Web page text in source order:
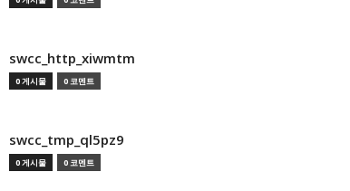
swcc_http_xiwmtm
0 게시물 0 코멘트
swcc_tmp_ql5pz9
0 게시물 0 코멘트